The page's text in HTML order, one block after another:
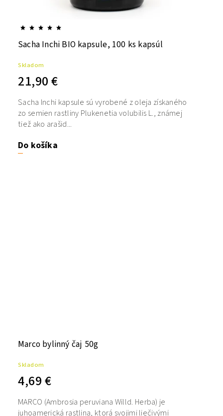
Sacha Inchi BIO kapsule, 100 ks kapsúl
Skladom
21,90 €
Do košíka
Sacha Inchi kapsule sú vyrobené z oleja získaného
zo semien rastliny Plukenetia volubilis L., známej
tiež ako arašid...
Marco bylinný čaj 50g
Skladom
4,69 €
MARCO (Ambrosia peruviana Willd. Herba) je
juhoamerická rastlina, ktorá svojimi liečivými